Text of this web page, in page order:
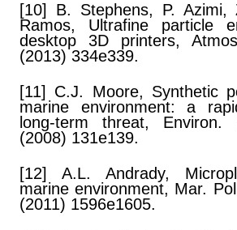
[10] B. Stephens, P.
Ramos, Ultrafine particle
desktop 3D printers,
(2013) 334e339.
[11] C.J. Moore, Synthetic
marine environment: a
long-term threat,
(2008) 131e139.
[12] A.L. Andrady,
marine environment, Mar.
(2011) 1596e1605.